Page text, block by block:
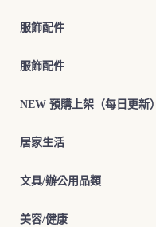
服飾配件
服飾配件
NEW 預購上架（每日更新）
居家生活
文具/辦公用品類
美容/健康